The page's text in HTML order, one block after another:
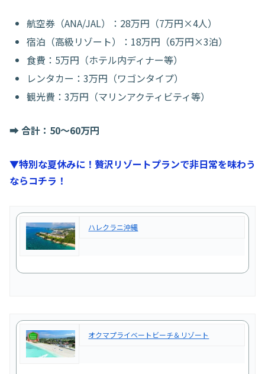
航空券（ANA/JAL）：28万円（7万円×4人）
宿泊（高級リゾート）：18万円（6万円×3泊）
食費：5万円（ホテル内ディナー等）
レンタカー：3万円（ワゴンタイプ）
観光費：3万円（マリンアクティビティ等）
➡️合計：50〜60万円
▼特別な夏休みに！贅沢リゾートプランで非日常を味わう
ならコチラ！
ハレクラニ沖縄
オクマプライベートビーチ＆リゾート